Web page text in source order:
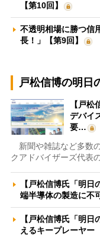
【第10回】
不透明相場に勝つ信
長！」【第9回】
戸松信博の明日
【戸
デバイ
要…
新聞や雑誌など多数
クアドバイザーズ代表
【戸松信博氏「明
端半導体の製造に不
【戸松信博氏「明
えるキープレーヤ